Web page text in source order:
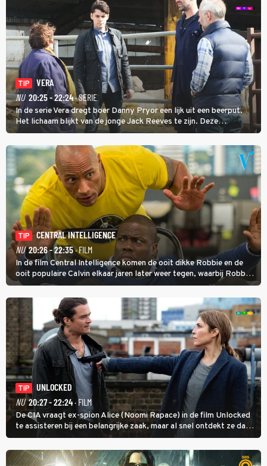
TIP
VERA
NU 20:25 - 22:24· SERIE
In de serie Vera dregt boer Danny Pryor een lijk uit een beerput.
Het lichaam blijkt van de jonge Jack Reeves te zijn. Deze
homoseksuele woonwagenbewoner had gebroken met zijn familie
en verliet het kamp met slaande ruzie.
TIP
CENTRAL INTELLIGENCE
NU 20:26 - 22:35· FILM
In de film Central Intelligence komen de ooit dikke Robbie en de
ooit populaire Calvin elkaar jaren later weer tegen, waarbij Robbie,
inmiddels supergespierd en werkzaam voor de CIA, Calvins hulp
goed kan gebruiken.
TIP
UNLOCKED
NU 20:27 - 22:24· FILM
De CIA vraagt ex-spion Alice (Noomi Rapace) in de film Unlocked
te assisteren bij een belangrijke zaak, maar al snel ontdekt ze dat
degene die haar aanstelde kwade bedoelingen heeft.